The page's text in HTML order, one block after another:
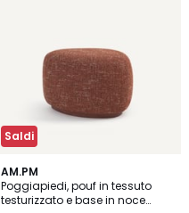
Saldi
AM.PM
Poggiapiedi, pouf in tessuto
testurizzato e base in noce